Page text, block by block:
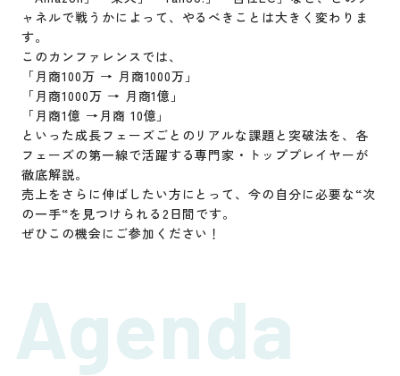
ャネルで戦うかによって、やるべきことは大きく変わりま
す。
このカンファレンスでは、
「月商100万 → 月商1000万」
「月商1000万 → 月商1億」
「月商1億 →月商 10億」
といった成長フェーズごとのリアルな課題と突破法を、各
フェーズの第一線で活躍する専門家・トッププレイヤーが
徹底解説。
売上をさらに伸ばしたい方にとって、今の自分に必要な“次
の一手“を見つけられる2日間です。
ぜひこの機会にご参加ください！
Agenda